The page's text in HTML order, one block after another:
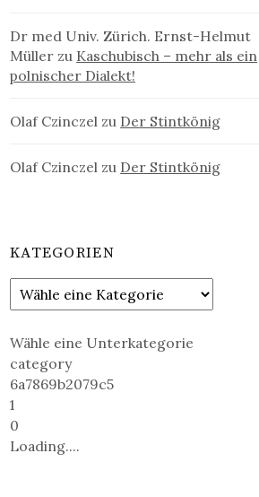
Dr med Univ. Zürich. Ernst-Helmut
Müller zu Kaschubisch – mehr als ein
polnischer Dialekt!
Olaf Czinczel zu Der Stintkönig
Olaf Czinczel zu Der Stintkönig
KATEGORIEN
Wähle eine Unterkategorie
category
6a7869b2079c5
1
0
Loading....